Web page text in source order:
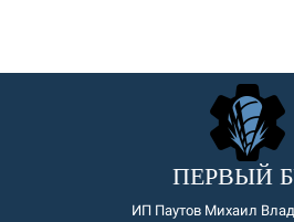
ПЕРВЫЙ
ИП Паутов Михаил